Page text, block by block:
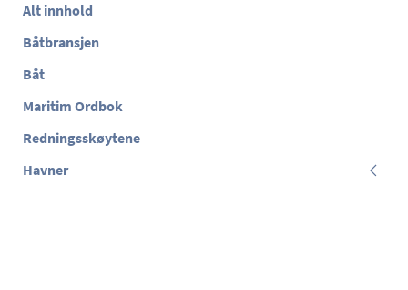
Alt innhold
Båtbransjen
Båt
Maritim Ordbok
Redningsskøytene
Havner